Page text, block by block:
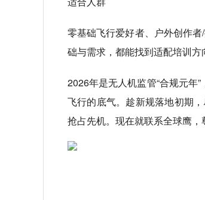
零基础飞行爱好者、户外创作
础与需求，都能找到适配培训方
2026年是无人机监管“合规元年
飞行的底气。趁新规落地初期
抢占先机。现在就联系全球鹰